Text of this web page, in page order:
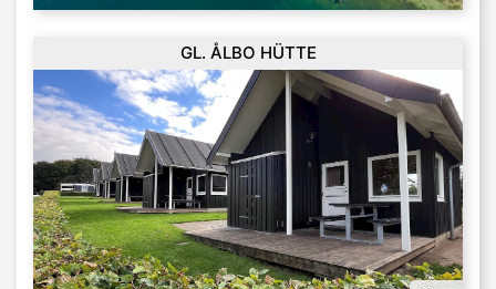
GL. ÅLBO HÜTTE